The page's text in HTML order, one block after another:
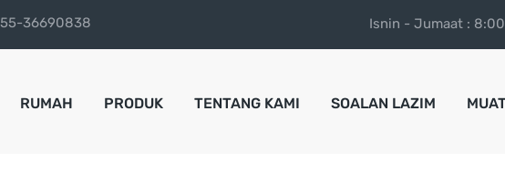
36690838 Isnin - Jumaat :
RUMAH PRODUK TENTANG KAMI SOALAN LAZIM